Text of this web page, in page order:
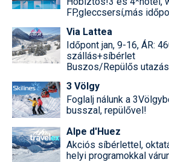
FP,gleccsersí,más
Via Lattea
Időpont jan, 9-16, ÁR:
szállás+síbérlet
Buszos/Repülős utazás
3 Völgy
Foglalj nálunk a
busszal, repülővel!
Alpe d'Huez
Akciós síbérlettel,
helyi programokkal